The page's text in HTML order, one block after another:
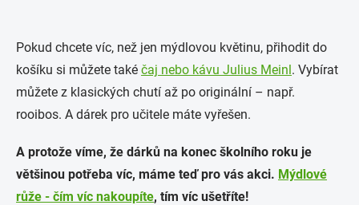
Pokud chcete víc, než jen mýdlovou květinu, přihodit do
košíku si můžete také čaj nebo kávu Julius Meinl. Vybírat
můžete z klasických chutí až po originální – např.
rooibos. A dárek pro učitele máte vyřešen.
A protože víme, že dárků na konec školního roku je
většinou potřeba víc, máme teď pro vás akci. Mýdlové
růže - čím víc nakoupíte, tím víc ušetříte!